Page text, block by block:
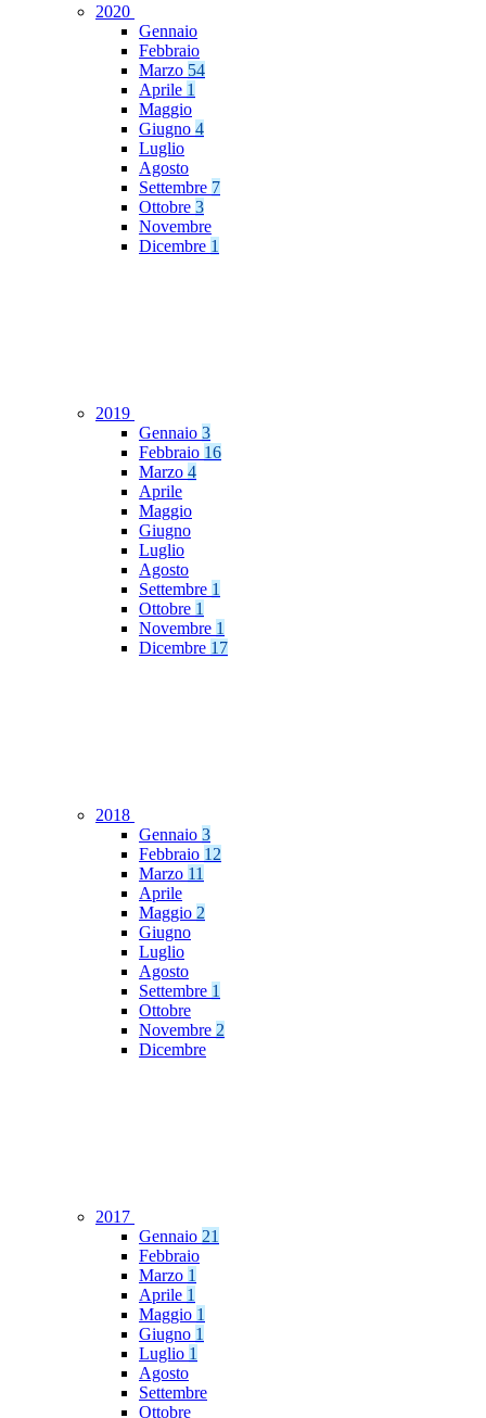
2020
Gennaio
Febbraio
Marzo 54
Aprile 1
Maggio
Giugno 4
Luglio
Agosto
Settembre 7
Ottobre 3
Novembre
Dicembre 1
2019
Gennaio 3
Febbraio 16
Marzo 4
Aprile
Maggio
Giugno
Luglio
Agosto
Settembre 1
Ottobre 1
Novembre 1
Dicembre 17
2018
Gennaio 3
Febbraio 12
Marzo 11
Aprile
Maggio 2
Giugno
Luglio
Agosto
Settembre 1
Ottobre
Novembre 2
Dicembre
2017
Gennaio 21
Febbraio
Marzo 1
Aprile 1
Maggio 1
Giugno 1
Luglio 1
Agosto
Settembre
Ottobre